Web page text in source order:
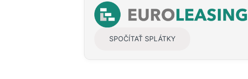
SPOČÍTAŤ SPLÁTKY